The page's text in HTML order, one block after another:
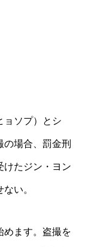
ョソプ）とシ
場合、罰金刑
けたジン・ヨン
い。
めます。盗撮を